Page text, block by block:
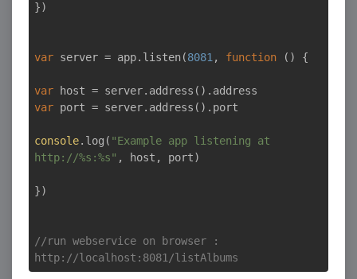
})
var server = app.listen(8081 , function ( ) {
var
var port = server.address().port
console.log( "Example app listening at
http://%s:%s" , host, port)
})
//run webservice on browser :
http://localhost:8081/listAlbums